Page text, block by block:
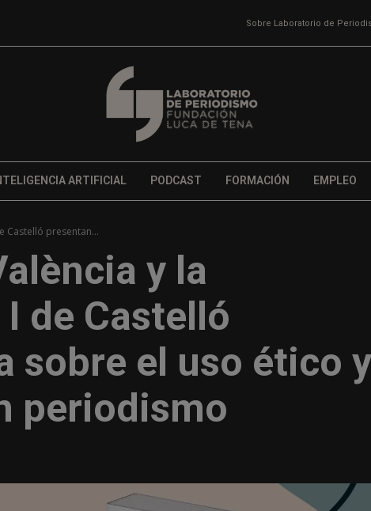
Sobre Laboratorio de
ARTIFICIAL PODCAST FORMACIÓN EMPLEO
Castelló presentan...
y la
de Castelló
sobre el uso ético y
periodismo